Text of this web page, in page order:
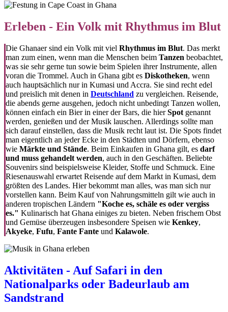
Erleben - Ein Volk mit Rhythmus im Blut
Die Ghanaer sind ein Volk mit viel Rhythmus im Blut. Das merkt
man zum einen, wenn man die Menschen beim Tanzen beobachtet,
was sie sehr gerne tun sowie beim Spielen ihrer Instrumente, allen
voran die Trommel. Auch in Ghana gibt es Diskotheken, wenn
auch hauptsächlich nur in Kumasi und Accra. Sie sind recht edel
und preislich mit denen in Deutschland zu vergleichen. Reisende,
die abends gerne ausgehen, jedoch nicht unbedingt Tanzen wollen,
können einfach ein Bier in einer der Bars, die hierSpot genannt
werden, genießen und der Musik lauschen. Allerdings sollte man
sich darauf einstellen, dass die Musik recht laut ist. Die Spots findet
man eigentlich an jeder Ecke in den Städten und Dörfern, ebenso
wie Märkte und Stände. Beim Einkaufen in Ghana gilt, es darf
und muss gehandelt werden, auch in den Geschäften. Beliebte
Souvenirs sind beispielsweise Kleider, Stoffe und Schmuck. Eine
Riesenauswahl erwartet Reisende auf dem Markt in Kumasi, dem
größten des Landes. Hier bekommt man alles, was man sich nur
vorstellen kann. Beim Kauf von Nahrungsmitteln gilt wie auch in
anderen tropischen Ländern "Koche es, schäle es oder vergiss
es." Kulinarisch hat Ghana einiges zu bieten. Neben frischem Obst
und Gemüse überzeugen insbesondere Speisen wie Kenkey,
Akyeke, Fufu, Fante Fante und Kalawole.
Aktivitäten - Auf Safari in den
Nationalparks oder Badeurlaub am
Sandstrand